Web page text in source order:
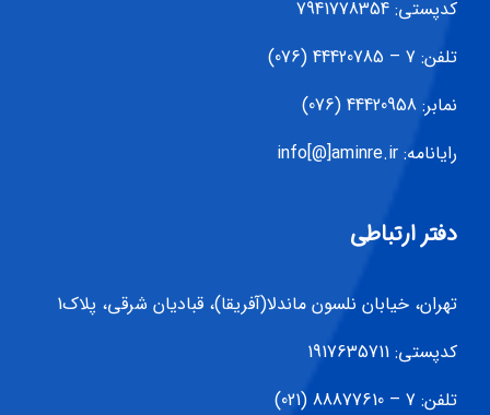
کدپستی: 7941778354
تلفن: 7 – 44420785 (076)
نمابر: 44420958 (076)
رایانامه: info[@]aminre.ir
دفتر ارتباطی
تهران، خیابان نلسون ماندلا(آفریقا)، قبادیان شرقی، پلاک1
کدپستی: 1917635711
تلفن: 7 – 88877610 (021)